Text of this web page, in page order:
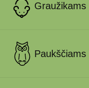
Graužikams
Paukščiams